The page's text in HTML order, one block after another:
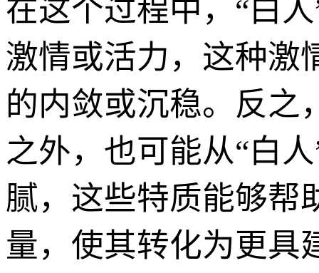
在这个过程中，“白
激情或活力，这种激
的内敛或沉稳。反之
之外，也可能从“白
腻，这些特质能够帮
量，使其转化为更具